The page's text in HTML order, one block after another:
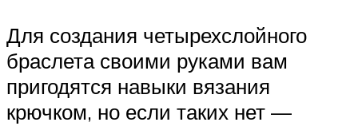
Для создания четырехслойного
браслета своими руками вам
пригодятся навыки вязания
крючком, но если таких нет —